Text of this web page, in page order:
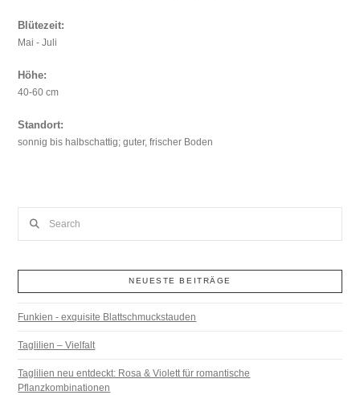
Blütezeit:
Mai - Juli
Höhe:
40-60 cm
Standort:
sonnig bis halbschattig; guter, frischer Boden
NEUESTE BEITRÄGE
Funkien - exquisite Blattschmuckstauden
Taglilien – Vielfalt
Taglilien neu entdeckt: Rosa & Violett für romantische
Pflanzkombinationen